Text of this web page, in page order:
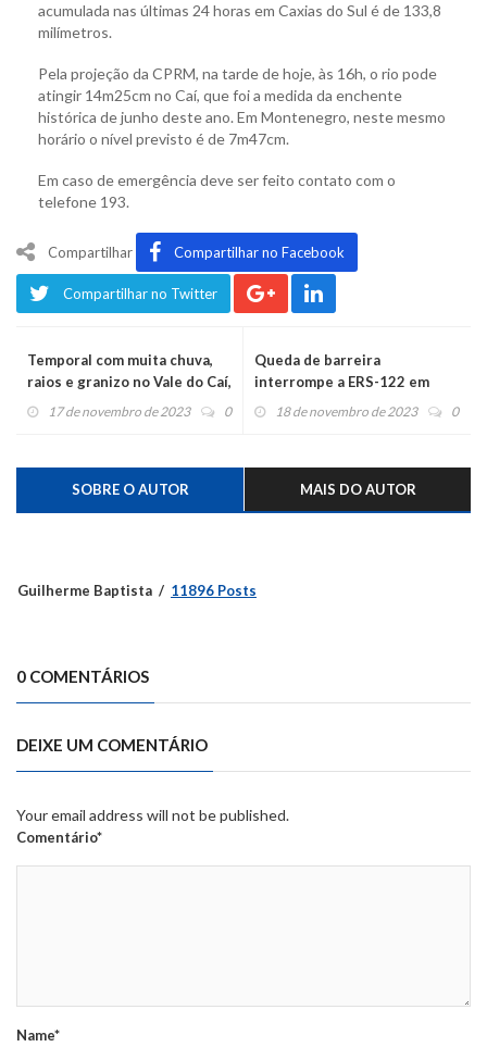
acumulada nas últimas 24 horas em Caxias do Sul é de 133,8
milímetros.
Pela projeção da CPRM, na tarde de hoje, às 16h, o rio pode
atingir 14m25cm no Caí, que foi a medida da enchente
histórica de junho deste ano. Em Montenegro, neste mesmo
horário o nível previsto é de 7m47cm.
Em caso de emergência deve ser feito contato com o
telefone 193.
Compartilhar Compartilhar no Facebook
Compartilhar no Twitter
Temporal com muita chuva,
raios e granizo no Vale do Caí,
com risco da décima
17 de novembro de 2023 0
Queda de barreira
interrompe a ERS-122 em
Alto Feliz
18 de novembro de 2023 0
SOBRE O AUTOR MAIS DO AUTOR
Guilherme Baptista 11896 Posts
0 COMENTÁRIOS
DEIXE UM COMENTÁRIO
Your email address will not be published.
Comentário*
Name*